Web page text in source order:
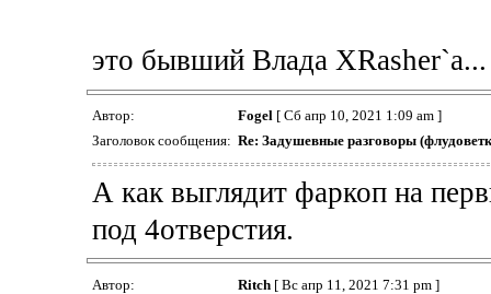
это бывший Влада XRasher`a...
Автор: Fogel[ Сб апр 10, 2021 1:09 am ]
Заголовок сообщения: Re: Задушевные разговоры
А как выглядит фаркоп на
под 4отверстия.
Автор: Ritch[ Вс апр 11, 2021 7:31 pm ]